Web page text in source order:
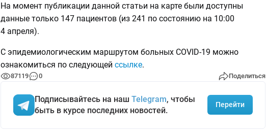
На момент публикации данной статьи на карте были доступны
данные только 147 пациентов (из 241 по состоянию на 10:00
4 апреля).
С эпидемиологическим маршрутом больных COVID-19 можно
ознакомиться по следующей ссылке.
87119 0 Поделиться
Подписывайтесь на наш Telegram, чтобы
быть в курсе последних новостей.
Перейти